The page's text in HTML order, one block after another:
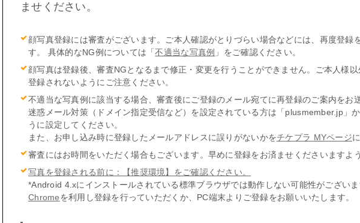
ませください。
顔写真登録には審査がございます。ご本人確認がとりづらい場合などには、再度登録
す。 具体的なNG例については「不適当な写真例 」をご確認ください。
顔写真は登録後、審査NGとなるまで修正・変更を行うことができません。ご本人様
登録されないようにご注意ください。
不適当な写真例に該当する場合、審査後にご登録のメール宛てに再登録のご案内をお
迷惑メール対策（ドメイン指定受信など）を設定されている方は「plusmember.jp」
うに設定してください。
また、お申し込み時に登録したメールアドレスに誤りがないかをチケプラ MYページ
審査にはお時間をいただく場合もございます。早めに登録をお済ませくださいますよ
写真を登録される前に：
【推奨環境】をご確認ください。
*Android 4.xにインストールされている標準ブラウザでは動作しない可能性がござい
Chromeを利用し登録を行っていただくか、PC端末よりご登録をお願いいたします。